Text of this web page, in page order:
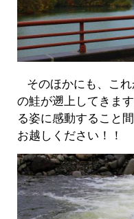
そのほかにも、こ
の鮭が遡上してきま
る姿に感動すること
お越しください！！